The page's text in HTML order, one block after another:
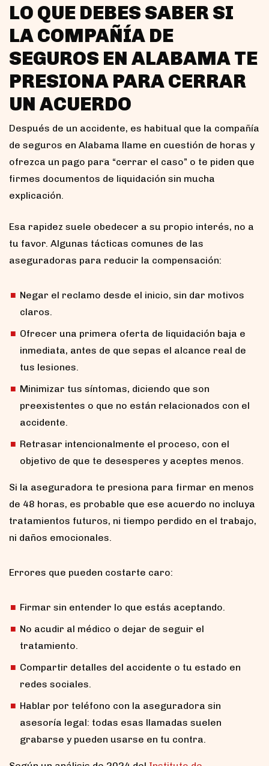
LO QUE DEBES SABER SI
LA COMPAÑÍA DE
SEGUROS EN ALABAMA TE
PRESIONA PARA CERRAR
UN ACUERDO
Después de un accidente, es habitual que la compañía
de seguros en Alabama llame en cuestión de horas y
ofrezca un pago para “cerrar el caso” o te piden que
firmes documentos de liquidación sin mucha
explicación.
Esa rapidez suele obedecer a su propio interés, no a
tu favor. Algunas tácticas comunes de las
aseguradoras para reducir la compensación:
Negar el reclamo desde el inicio, sin dar motivos
claros.
Ofrecer una primera oferta de liquidación baja e
inmediata, antes de que sepas el alcance real de
tus lesiones.
Minimizar tus síntomas, diciendo que son
preexistentes o que no están relacionados con el
accidente.
Retrasar intencionalmente el proceso, con el
objetivo de que te desesperes y aceptes menos.
Si la aseguradora te presiona para firmar en menos
de 48 horas, es probable que ese acuerdo no incluya
tratamientos futuros, ni tiempo perdido en el trabajo,
ni daños emocionales.
Errores que pueden costarte caro:
Firmar sin entender lo que estás aceptando.
No acudir al médico o dejar de seguir el
tratamiento.
Compartir detalles del accidente o tu estado en
redes sociales.
Hablar por teléfono con la aseguradora sin
asesoría legal: todas esas llamadas suelen
grabarse y pueden usarse en tu contra.